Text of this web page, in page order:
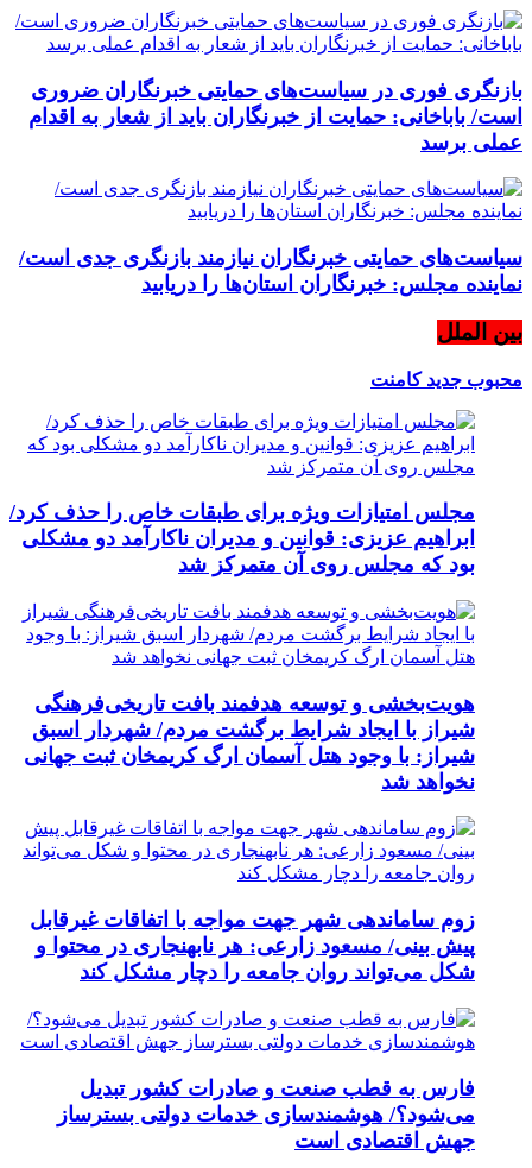
بازنگری فوری در سیاست‌های حمایتی خبرنگاران ضروری
است/ باباخانی: حمایت از خبرنگاران باید از شعار به اقدام
عملی برسد
سیاست‌های حمایتی خبرنگاران نیازمند بازنگری جدی است/
نماینده مجلس: خبرنگاران استان‌ها را دریابید
بین الملل
محبوب جدیدکامنت
مجلس امتیازات ویژه برای طبقات خاص را حذف کرد/
ابراهیم عزیزی: قوانین و مدیران ناکارآمد دو مشکلی
بود که مجلس روی آن متمرکز شد
هویت‌بخشی و توسعه هدفمند بافت تاریخی‌فرهنگی
شیراز با ایجاد شرایط برگشت مردم/ شهردار اسبق
شیراز: با وجود هتل آسمان ارگ کریمخان ثبت جهانی
نخواهد شد
زوم ساماندهی شهر جهت مواجه با اتفاقات غیرقابل
پیش بینی/ مسعود زارعی: هر نابهنجاری در محتوا و
شکل می‌تواند روان جامعه را دچار مشکل کند
فارس به قطب صنعت و صادرات کشور تبدیل
می‌شود؟/ هوشمندسازی خدمات دولتی بسترساز
جهش اقتصادی است